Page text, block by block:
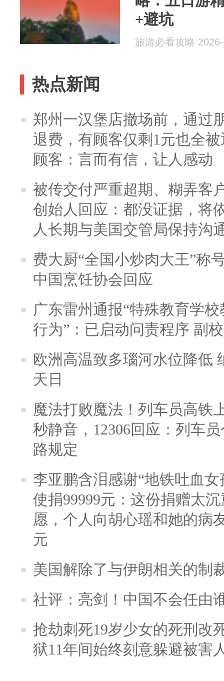
+避坑
旅游必看攻略
热点新闻
郑州一汉堡店撤场前，通过
退费，有顾客仅剩1元也全
顾客：言而有信，让人感动
被传交付严重超期、糊弄客
创始人回应：都没证据，将
人长期与美国交管局保持沟
费大厨“全国小炒肉大王”称
中国烹饪协会回应
广东雷州通报“特殊教育学
行为”：已启动问责程序 副
欧洲高温致多瑙河水位降低
天日
魔法打败魔法！列车员高铁
秒静音，12306回应：列车
路规定
李亚鹏含泪感谢“地铁吐血
使捐99999元：这份捐赠太
愿，个人向胡心瑶和她的病
元
美国解除了与伊朗相关的制
社评：亮剑！中国不会任由
抢劫刺死19岁少女的死刑改
狱11年间始终刻意躲避被害